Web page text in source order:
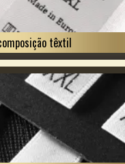
têxtil